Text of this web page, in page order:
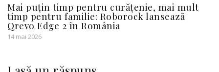
Mai puțin timp pentru curățenie, mai mult
timp pentru familie: Roborock lansează
Qrevo Edge 2 în România
14 mai 2026